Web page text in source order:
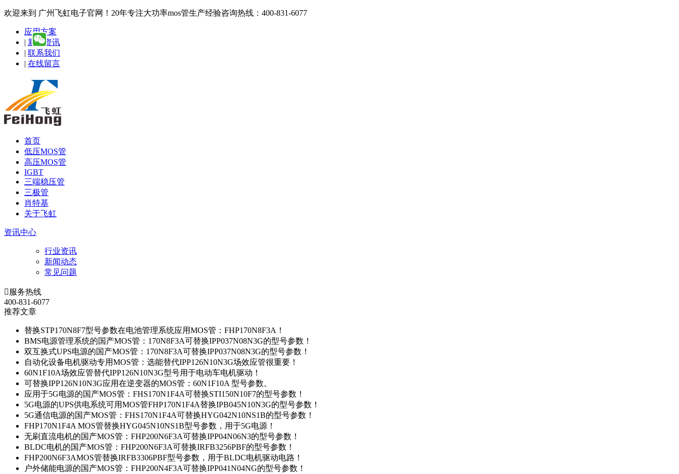
欢迎来到 广州飞虹电子官网！20年专注大功率mos管生产经验咨询热线：400-831-6077
应用方案
| 新闻资讯
| 联系我们
| 在线留言
首页
低压MOS管
高压MOS管
IGBT
三端稳压管
三极管
肖特基
关于飞虹
资讯中心
行业资讯
新闻动态
常见问题
 服务热线
400-831-6077
推荐文章
替换STP170N8F7型号参数在电池管理系统应用MOS管：FHP170N8F3A！
BMS电源管理系统的国产MOS管：170N8F3A可替换IPP037N08N3G的型号参数！
双互换式UPS电源的国产MOS管：170N8F3A可替换IPP037N08N3G的型号参数！
自动化设备电机驱动专用MOS管：选能替代IPP126N10N3G场效应管很重要！
60N1F10A场效应管替代IPP126N10N3G型号用于电动车电机驱动！
可替换IPP126N10N3G应用在逆变器的MOS管：60N1F10A 型号参数。
应用于5G电源的国产MOS管：FHS170N1F4A可替换STI150N10F7的型号参数！
5G电源的UPS供电系统可用MOS管FHP170N1F4A替换IPB045N10N3G的型号参数！
5G通信电源的国产MOS管：FHS170N1F4A可替换HYG042N10NS1B的型号参数！
FHP170N1F4A MOS管替换HYG045N10NS1B型号参数，用于5G电源！
无刷直流电机的国产MOS管：FHP200N6F3A可替换IPP04N06N3的型号参数！
BLDC电机的国产MOS管：FHP200N6F3A可替换IRFB3256PBF的型号参数！
FHP200N6F3AMOS管替换IRFB3306PBF型号参数，用于BLDC电机驱动电路！
户外储能电源的国产MOS管：FHP200N4F3A可替换IPP041N04NG的型号参数！